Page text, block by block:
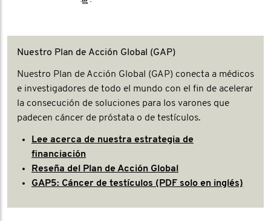
Nuestro Plan de Acción Global (GAP)
Nuestro Plan de Acción Global (GAP) conecta a médicos
e investigadores de todo el mundo con el fin de acelerar
la consecución de soluciones para los varones que
padecen cáncer de próstata o de testículos.
Lee acerca de nuestra estrategia de
financiación
Reseña del Plan de Acción Global
GAP5: Cáncer de testículos (PDF solo en inglés)